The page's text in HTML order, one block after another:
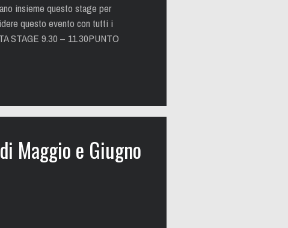
insieme questo stage per
questo evento con tutti i
STAGE 9.30 – 11.30PUNTO
Maggio e Giugno